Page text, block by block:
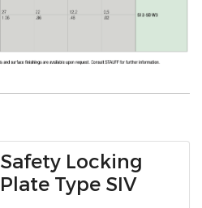
Safety Locking
Plate Type SIV